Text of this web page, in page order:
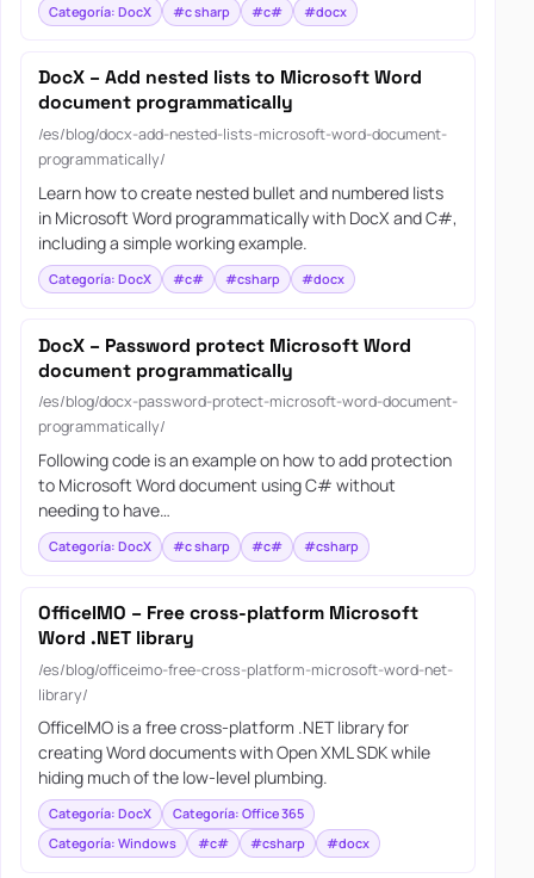
Categoría: DocX #c sharp #c# #docx
DocX – Add nested lists to Microsoft Word
document programmatically
/es/blog/docx-add-nested-lists-microsoft-word-document-
programmatically/
Learn how to create nested bullet and numbered lists
in Microsoft Word programmatically with DocX and C#,
including a simple working example.
Categoría: DocX #c# #csharp #docx
DocX – Password protect Microsoft Word
document programmatically
/es/blog/docx-password-protect-microsoft-word-document-
programmatically/
Following code is an example on how to add protection
to Microsoft Word document using C# without
needing to have…
Categoría: DocX #c sharp #c# #csharp
OfficeIMO – Free cross-platform Microsoft
Word .NET library
/es/blog/officeimo-free-cross-platform-microsoft-word-net-
library/
OfficeIMO is a free cross-platform .NET library for
creating Word documents with Open XML SDK while
hiding much of the low-level plumbing.
Categoría: DocX
Categoría: Office 365
Categoría: Windows
#c# #csharp #docx